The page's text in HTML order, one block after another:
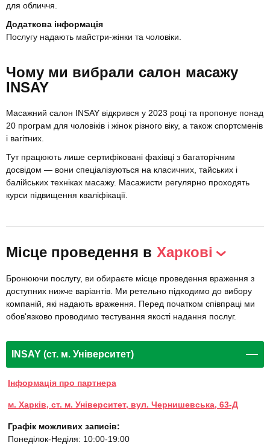
для обличчя.
Додаткова інформація
Послугу надають майстри-жінки та чоловіки.
Чому ми вибрали салон масажу
INSAY
Масажний салон INSAY відкрився у 2023 році та пропонує понад
20 програм для чоловіків і жінок різного віку, а також спортсменів
і вагітних.
Тут працюють лише сертифіковані фахівці з багаторічним
досвідом — вони спеціалізуються на класичних, тайських і
балійських техніках масажу. Масажисти регулярно проходять
курси підвищення кваліфікації.
Місце проведення в Харкові
Бронюючи послугу, ви обираєте місце проведення враження з
доступних нижче варіантів. Ми ретельно підходимо до вибору
компаній, які надають враження. Перед початком співпраці ми
обов'язково проводимо тестування якості надання послуг.
INSAY (ст. м. Університет)
Інформація про партнера
м. Харків, ст. м. Університет, вул. Чернишевська, 63-Д
Графік можливих записів:
Понеділок-Неділя: 10:00-19:00